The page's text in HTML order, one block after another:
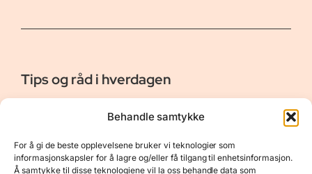
Behandle samtykke
For å gi de beste opplevelsene bruker vi teknologier som
informasjonskapsler for å lagre og/eller få tilgang til enhetsinformasjon.
Å samtykke til disse teknologiene vil la oss behandle data som
Tips og råd i hverdagen
Er vår bloggside hvor vi ønsker å dele våre opplevelser og
gi deg råd og tips innen reiser, hotell - og restauranter,
naturopplevelser, personlig pleie, data, film og bøker m.m.
Nyttige Linker Resurser